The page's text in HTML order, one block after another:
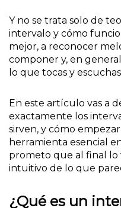
Y no se trata solo de
intervalo y cómo
mejor, a reconocer
componer y, en
lo que tocas y
En este artículo vas a
exactamente los
sirven, y cómo
herramienta esencial
prometo que al final lo
intuitivo de lo que
¿Qué es un